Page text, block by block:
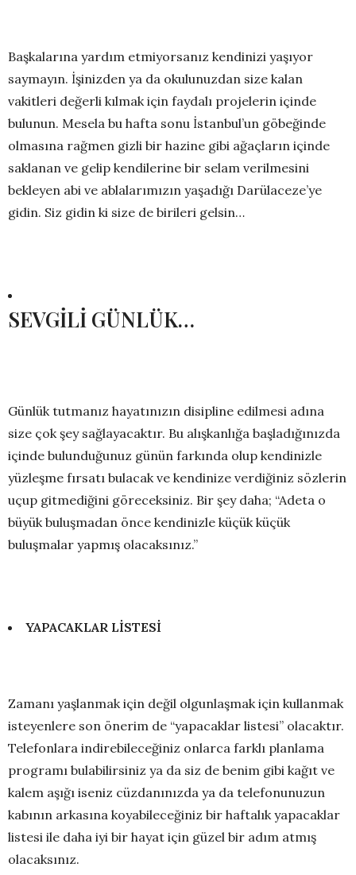
Başkalarına yardım etmiyorsanız kendinizi yaşıyor
saymayın. İşinizden ya da okulunuzdan size kalan
vakitleri değerli kılmak için faydalı projelerin içinde
bulunun. Mesela bu hafta sonu İstanbul’un göbeğinde
olmasına rağmen gizli bir hazine gibi ağaçların içinde
saklanan ve gelip kendilerine bir selam verilmesini
bekleyen abi ve ablalarımızın yaşadığı Darülaceze’ye
gidin. Siz gidin ki size de birileri gelsin…
SEVGİLİ GÜNLÜK…
Günlük tutmanız hayatınızın disipline edilmesi adına
size çok şey sağlayacaktır. Bu alışkanlığa başladığınızda
içinde bulunduğunuz günün farkında olup kendinizle
yüzleşme fırsatı bulacak ve kendinize verdiğiniz sözlerin
uçup gitmediğini göreceksiniz. Bir şey daha; “Adeta o
büyük buluşmadan önce kendinizle küçük küçük
buluşmalar yapmış olacaksınız.”
YAPACAKLAR LİSTESİ
Zamanı yaşlanmak için değil olgunlaşmak için kullanmak
isteyenlere son önerim de “yapacaklar listesi’’ olacaktır.
Telefonlara indirebileceğiniz onlarca farklı planlama
programı bulabilirsiniz ya da siz de benim gibi kağıt ve
kalem aşığı iseniz cüzdanınızda ya da telefonunuzun
kabının arkasına koyabileceğiniz bir haftalık yapacaklar
listesi ile daha iyi bir hayat için güzel bir adım atmış
olacaksınız.